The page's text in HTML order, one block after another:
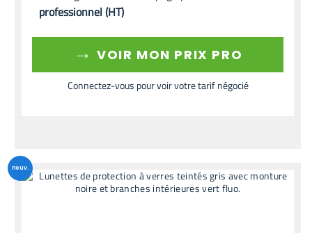
professionnel (HT)
→ VOIR MON PRIX PRO
Connectez-vous pour voir votre tarif négocié
nouv.